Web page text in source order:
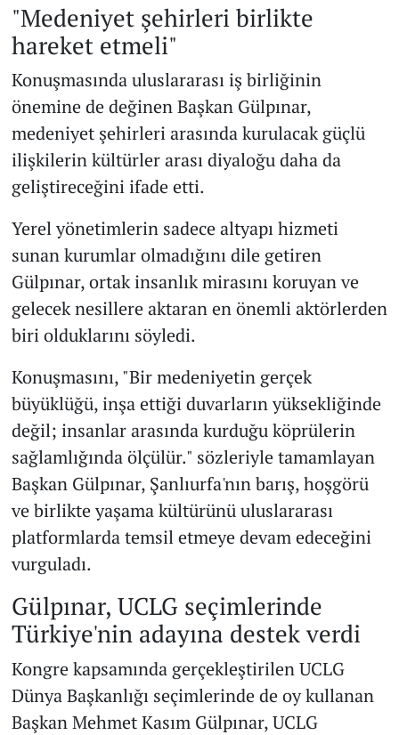
"Medeniyet şehirleri birlikte
hareket etmeli"
Konuşmasında uluslararası iş birliğinin
önemine de değinen Başkan Gülpınar,
medeniyet şehirleri arasında kurulacak güçlü
ilişkilerin kültürler arası diyaloğu daha da
geliştireceğini ifade etti.
Yerel yönetimlerin sadece altyapı hizmeti
sunan kurumlar olmadığını dile getiren
Gülpınar, ortak insanlık mirasını koruyan ve
gelecek nesillere aktaran en önemli aktörlerden
biri olduklarını söyledi.
Konuşmasını, "Bir medeniyetin gerçek
büyüklüğü, inşa ettiği duvarların yüksekliğinde
değil; insanlar arasında kurduğu köprülerin
sağlamlığında ölçülür." sözleriyle tamamlayan
Başkan Gülpınar, Şanlıurfa'nın barış, hoşgörü
ve birlikte yaşama kültürünü uluslararası
platformlarda temsil etmeye devam edeceğini
vurguladı.
Gülpınar, UCLG seçimlerinde
Türkiye'nin adayına destek verdi
Kongre kapsamında gerçekleştirilen UCLG
Dünya Başkanlığı seçimlerinde de oy kullanan
Başkan Mehmet Kasım Gülpınar, UCLG